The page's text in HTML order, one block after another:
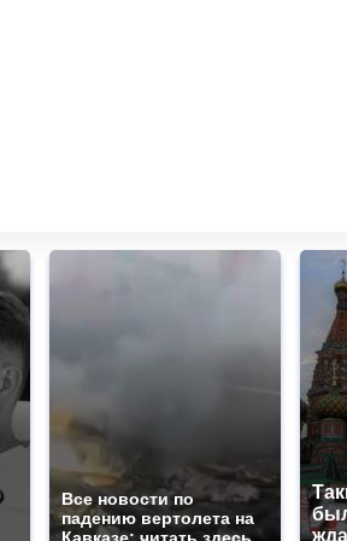
Все новости по
падению вертолета на